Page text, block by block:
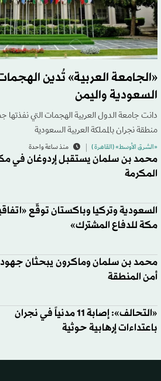
«الجامعة العربية» تُدين
السعودية واليمن
دانت جامعة الدول العربية الهجمات التي نفذتها
منطقة نجران بالمملكة العربية السعودية
«الشرق الأوسط» (القاهرة ) منذ ساعة واحدة
محمد بن سلمان يستقبل إردوغان في
المكرمة
السعودية وتركيا وباكستان توقّع
مكة للدفاع المشترك»
محمد بن سلمان وماكرون يبحثان جهود
أمن المنطقة
«التحالف»: إصابة 11 مدنياً في نجران
باعتداءات إرهابية حوثية